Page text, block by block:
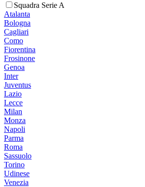
Squadra Serie A
Atalanta
Bologna
Cagliari
Como
Fiorentina
Frosinone
Genoa
Inter
Juventus
Lazio
Lecce
Milan
Monza
Napoli
Parma
Roma
Sassuolo
Torino
Udinese
Venezia